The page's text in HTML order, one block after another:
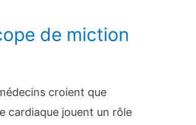
de miction
croient que
cardiaque jouent un rôle